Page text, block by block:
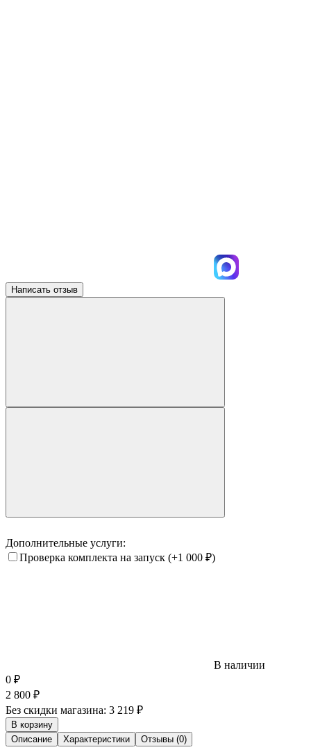
Написать отзыв
Дополнительные услуги:
Проверка комплекта на запуск (+1 000 ₽)
В наличии
0 ₽
2 800 ₽
Без скидки магазина: 3 219 ₽
В корзину
Описание
Характеристики Отзывы (0)